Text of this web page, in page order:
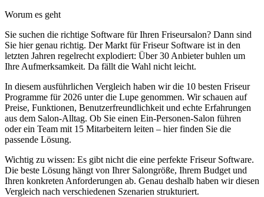
Worum es geht
Sie suchen die richtige Software für Ihren Friseursalon? Dann sind
Sie hier genau richtig. Der Markt für Friseur Software ist in den
letzten Jahren regelrecht explodiert: Über 30 Anbieter buhlen um
Ihre Aufmerksamkeit. Da fällt die Wahl nicht leicht.
In diesem ausführlichen Vergleich haben wir die 10 besten Friseur
Programme für 2026 unter die Lupe genommen. Wir schauen auf
Preise, Funktionen, Benutzerfreundlichkeit und echte Erfahrungen
aus dem Salon-Alltag. Ob Sie einen Ein-Personen-Salon führen
oder ein Team mit 15 Mitarbeitern leiten – hier finden Sie die
passende Lösung.
Wichtig zu wissen: Es gibt nicht die eine perfekte Friseur Software.
Die beste Lösung hängt von Ihrer Salongröße, Ihrem Budget und
Ihren konkreten Anforderungen ab. Genau deshalb haben wir diesen
Vergleich nach verschiedenen Szenarien strukturiert.